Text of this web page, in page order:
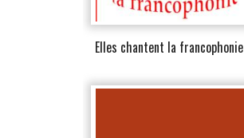
Elles chantent la francophonie